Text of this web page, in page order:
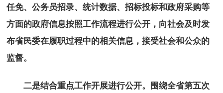
任免、公务员招录、统计数据、招标投标和政府采购等
方面的政府信息按照工作流程进行公开，向社会及时发
布省民委在履职过程中的相关信息，接受社会和公众的
监督。
二是结合重点工作开展进行公开。围绕全省第五次